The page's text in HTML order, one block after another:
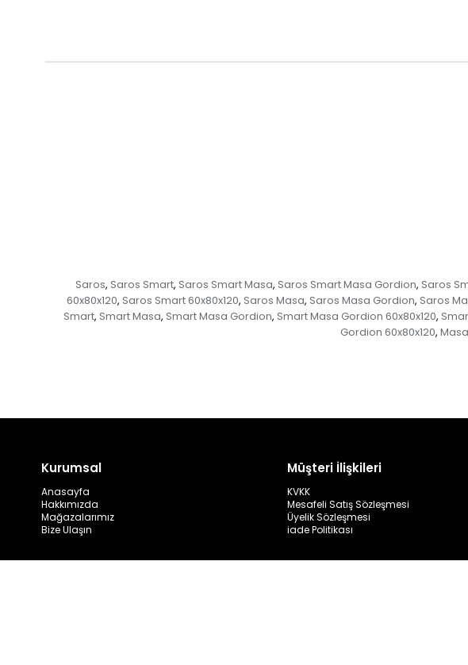
Saros, Saros Smart, Saros Smart Masa, Saros Smart Masa Gordion, Saros
60x80x120, Saros Smart 60x80x120, Saros Masa, Saros Masa Gordion, Saros
Smart, Smart Masa, Smart Masa Gordion, Smart Masa Gordion 60x80x120,
Gordion 60x80x120,
Kurumsal
Anasayfa
Hakkımızda
Mağazalarımız
Bize Ulaşın
Müşteri İlişkileri
KVKK
Mesafeli Satış Sözleşmesi
Üyelik Sözleşmesi
iade Politikası